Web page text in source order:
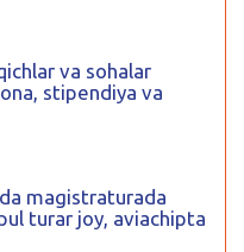
va sohalar
stipendiya va
magistraturada
turar joy, aviachipta